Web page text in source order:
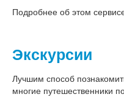
Подробнее об этом
Экскурсии
Лучшим способ
многие путешественники